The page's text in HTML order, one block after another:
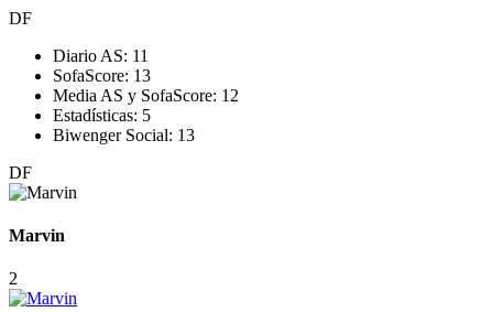
DF
Diario AS: 11
SofaScore: 13
Media AS y SofaScore: 12
Estadísticas: 5
Biwenger Social: 13
DF
Marvin
2